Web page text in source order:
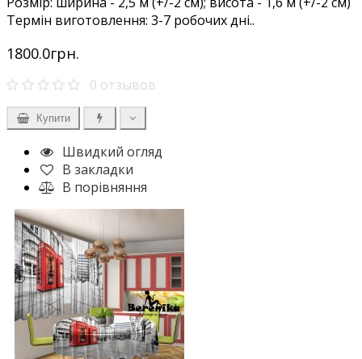
Термін виготовлення: 3-7 робочих дні..
1800.0грн.
0 отзывов
Купити
Швидкий огляд
В закладки
В порівняння